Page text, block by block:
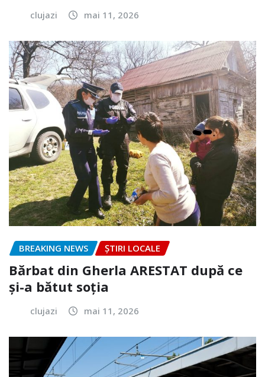
clujazi mai 11, 2026
BREAKING NEWS ȘTIRI LOCALE
Bărbat din Gherla ARESTAT după ce
și-a bătut soția
clujazi mai 11, 2026